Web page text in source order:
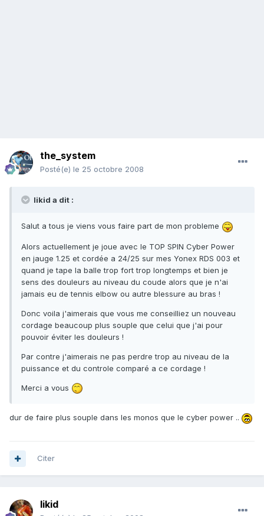
the_system
Posté(e) le 25 octobre 2008
likid a dit :
Salut a tous je viens vous faire part de mon probleme
Alors actuellement je joue avec le TOP SPIN Cyber Power
en jauge 1.25 et cordée a 24/25 sur mes Yonex RDS 003 et
quand je tape la balle trop fort trop longtemps et bien je
sens des douleurs au niveau du coude alors que je n'ai
jamais eu de tennis elbow ou autre blessure au bras !
Donc voila j'aimerais que vous me conseilliez un nouveau
cordage beaucoup plus souple que celui que j'ai pour
pouvoir éviter les douleurs !
Par contre j'aimerais ne pas perdre trop au niveau de la
puissance et du controle comparé a ce cordage !
Merci a vous
dur de faire plus souple dans les monos que le cyber power ..
Citer
likid